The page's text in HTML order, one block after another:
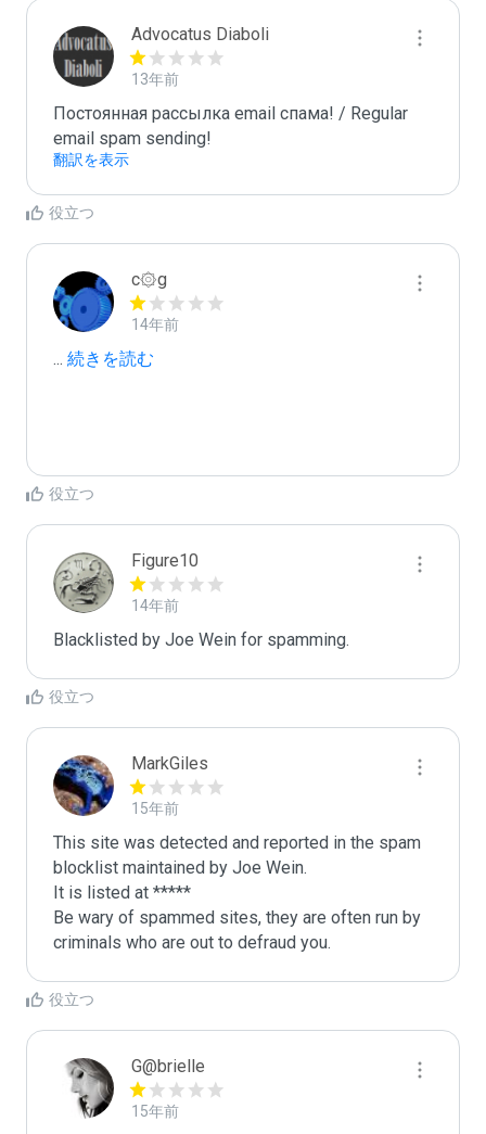
Advocatus Diaboli
13年前
Постоянная рассылка email спама! / Regular
email spam sending!
翻訳を表示
役立つ
c۞g
14年前
... 続きを読む
役立つ
Figure10
14年前
Blacklisted by Joe Wein for spamming.
役立つ
MarkGiles
15年前
This site was detected and reported in the spam
blocklist maintained by Joe Wein.
It is listed at *****
Be wary of spammed sites, they are often run by
criminals who are out to defraud you.
役立つ
G@brielle
15年前